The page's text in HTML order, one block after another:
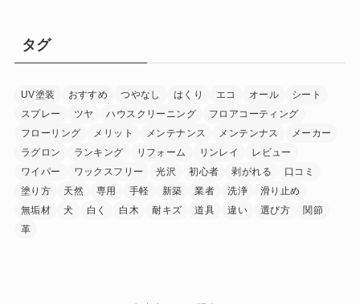
タグ
UV塗装 おすすめ つやなし はくり エコ オール
シート
スプレー
ツヤ ハウスクリーニング
フロアコーティング
フローリング
メリット メンテナンス メンテンナス
メーカー
ラグロン
ランキング リフォーム リンレイ
レビュー
ワイパー
ワックスフリー 光沢 初心者 剥がれる
口コミ
塗り方
天然 専用 手軽 新築 業者 洗浄
滑り止め
無垢材
犬 白く 白木 耐キズ 道具 違い 選び方
関節
革